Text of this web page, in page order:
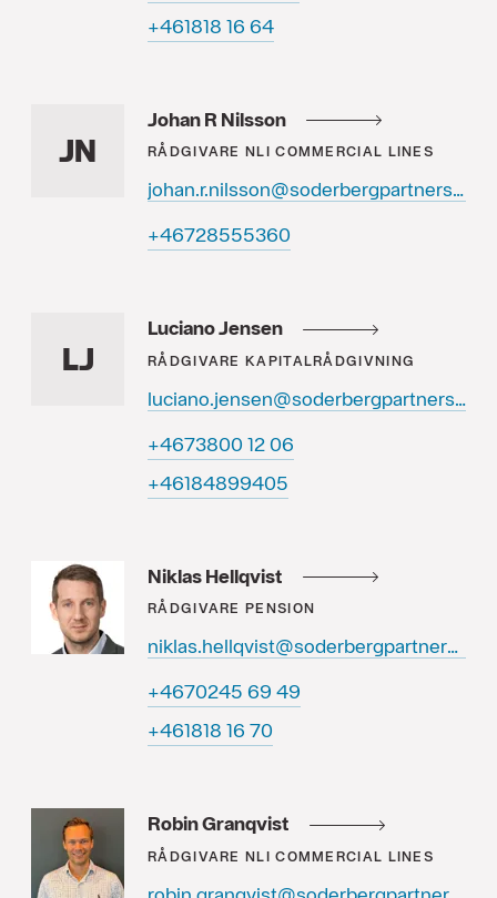
46 61 818164+
JN
Johan R Nilsson
RÅDGIVARE NLI COMMERCIAL LINES
johan.r.nilsson@soderbergpartners.se
06355582764+
LJ
Luciano Jensen
RÅDGIVARE KAPITALRÅDGIVNING
luciano.jensen@soderbergpartners.se
60 21 0083764+
50499848164+
Niklas Hellqvist
RÅDGIVARE PENSION
niklas.hellqvist@soderbergpartners.se
94 96 5420764+
07 61 818164+
Robin Granqvist
RÅDGIVARE NLI COMMERCIAL LINES